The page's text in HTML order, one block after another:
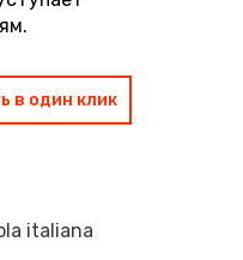
в один клик
italiana